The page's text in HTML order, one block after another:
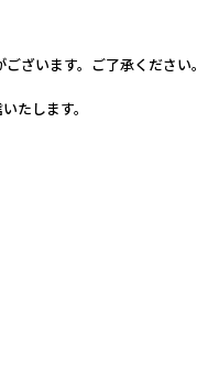
ざいます。ご了承ください。
たします。